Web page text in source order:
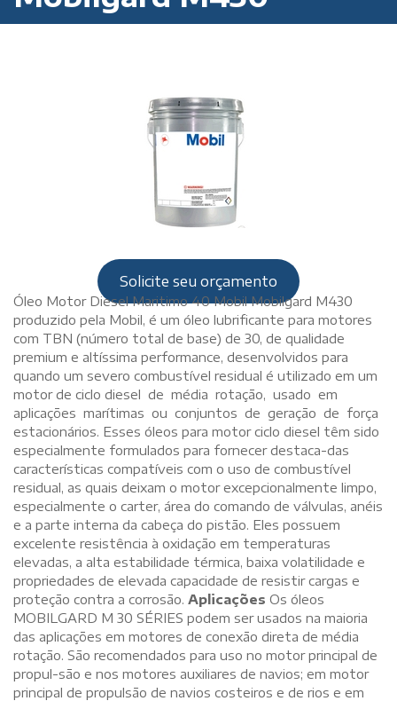
Solicite seu orçamento
Óleo Motor Diesel Maritimo 40 Mobil Mobilgard M430
produzido pela Mobil, é um óleo lubrificante para motores
com TBN (número total de base) de 30, de qualidade
premium e altíssima performance, desenvolvidos para
quando um severo combustível residual é utilizado em um
motor de ciclo diesel de média rotação, usado em
aplicações marítimas ou conjuntos de geração de força
estacionários. Esses óleos para motor ciclo diesel têm sido
especialmente formulados para fornecer destaca-das
características compatíveis com o uso de combustível
residual, as quais deixam o motor excepcionalmente limpo,
especialmente o carter, área do comando de válvulas, anéis
e a parte interna da cabeça do pistão. Eles possuem
excelente resistência à oxidação em temperaturas
elevadas, a alta estabilidade térmica, baixa volatilidade e
propriedades de elevada capacidade de resistir cargas e
proteção contra a corrosão. Aplicações Os óleos
MOBILGARD M 30 SÉRIES podem ser usados na maioria
das aplicações em motores de conexão direta de média
rotação. São recomendados para uso no motor principal de
propul-são e nos motores auxiliares de navios; em motor
principal de propulsão de navios costeiros e de rios e em